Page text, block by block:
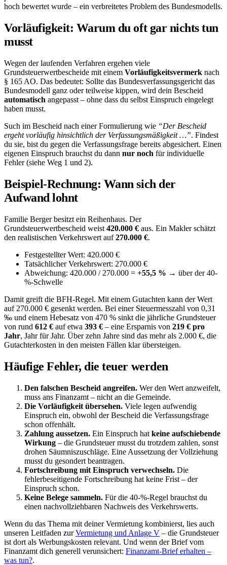
hoch bewertet wurde – ein verbreitetes Problem des Bundesmodells.
Vorläufigkeit: Warum du oft gar nichts tun
musst
Wegen der laufenden Verfahren ergehen viele
Grundsteuerwertbescheide mit einem Vorläufigkeitsvermerk nach
§ 165 AO. Das bedeutet: Sollte das Bundesverfassungsgericht das
Bundesmodell ganz oder teilweise kippen, wird dein Bescheid
automatisch angepasst – ohne dass du selbst Einspruch eingelegt
haben musst.
Such im Bescheid nach einer Formulierung wie “Der Bescheid
ergeht vorläufig hinsichtlich der Verfassungsmäßigkeit …”. Findest
du sie, bist du gegen die Verfassungsfrage bereits abgesichert. Einen
eigenen Einspruch brauchst du dann nur noch für individuelle
Fehler (siehe Weg 1 und 2).
Beispiel-Rechnung: Wann sich der
Aufwand lohnt
Familie Berger besitzt ein Reihenhaus. Der
Grundsteuerwertbescheid weist 420.000 € aus. Ein Makler schätzt
den realistischen Verkehrswert auf270.000 €.
Festgestellter Wert: 420.000 €
Tatsächlicher Verkehrswert: 270.000 €
Abweichung: 420.000 / 270.000 = +55,5 % → über der 40-
%-Schwelle
Damit greift die BFH-Regel. Mit einem Gutachten kann der Wert
auf 270.000 € gesenkt werden. Bei einer Steuermesszahl von 0,31
‰ und einem Hebesatz von 470 % sinkt die jährliche Grundsteuer
von rund 612 € auf etwa 393 € – eine Ersparnis von 219 € pro
Jahr, Jahr für Jahr. Über zehn Jahre sind das mehr als 2.000 €, die
Gutachterkosten in den meisten Fällen klar übersteigen.
Häufige Fehler, die teuer werden
Den falschen Bescheid angreifen. Wer den Wert anzweifelt,
muss ans Finanzamt – nicht an die Gemeinde.
Die Vorläufigkeit übersehen. Viele legen aufwendig
Einspruch ein, obwohl der Bescheid die Verfassungsfrage
schon offenhält.
Zahlung aussetzen. Ein Einspruch hat keine aufschiebende
Wirkung – die Grundsteuer musst du trotzdem zahlen, sonst
drohen Säumniszuschläge. Eine Aussetzung der Vollziehung
musst du gesondert beantragen.
Fortschreibung mit Einspruch verwechseln. Die
fehlerbeseitigende Fortschreibung hat keine Frist – der
Einspruch schon.
Keine Belege sammeln. Für die 40-%-Regel brauchst du
einen nachvollziehbaren Nachweis des Verkehrswerts.
Wenn du das Thema mit deiner Vermietung kombinierst, lies auch
unseren Leitfaden zurVermietung und Anlage V – die Grundsteuer
ist dort als Werbungskosten relevant. Und wenn der Brief vom
Finanzamt dich generell verunsichert: Finanzamt-Brief erhalten –
was tun?.